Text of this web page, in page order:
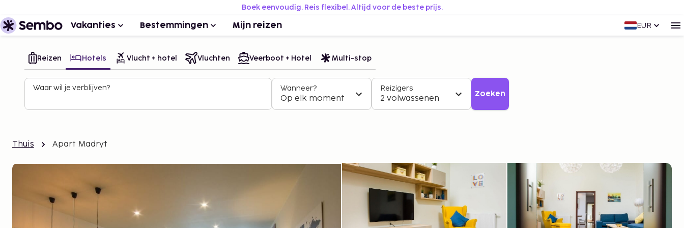
Boek eenvoudig. Reis flexibel. Altijd voor de beste prijs.
Vakanties Bestemmingen Mijn reizen EUR
Reizen Hotels Vlucht + hotel Vluchten Veerboot + Hotel Multi-stop
Waar wil je verblijven? Wanneer?
Op elk moment
Reizigers
2 volwassenen Zoeken
Thuis Apart Madryt